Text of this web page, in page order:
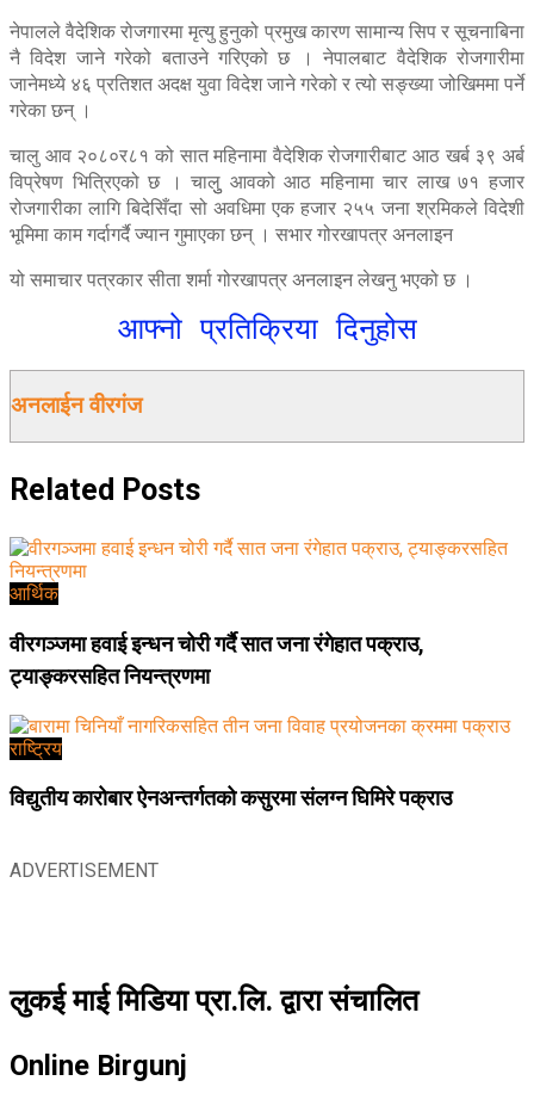
नेपालले वैदेशिक रोजगारमा मृत्यु हुनुको प्रमुख कारण सामान्य सिप र सूचनाबिना
नै विदेश जाने गरेको बताउने गरिएको छ । नेपालबाट वैदेशिक रोजगारीमा
जानेमध्ये ४६ प्रतिशत अदक्ष युवा विदेश जाने गरेको र त्यो सङ्ख्या जोखिममा पर्ने
गरेका छन् ।
चालु आव २०८०र८१ को सात महिनामा वैदेशिक रोजगारीबाट आठ खर्ब ३९ अर्ब
विप्रेषण भित्रिएको छ । चालुु आवको आठ महिनामा चार लाख ७१ हजार
रोजगारीका लागि बिदेसिँदा सो अवधिमा एक हजार २५५ जना श्रमिकले विदेशी
भूमिमा काम गर्दागर्दै ज्यान गुमाएका छन् । सभार गोरखापत्र अनलाइन
यो समाचार पत्रकार सीता शर्मा गोरखापत्र अनलाइन लेखनु भएको छ ।
आफ्नो प्रतिक्रिया दिनुहोस
अनलाईन वीरगंज
Related Posts
आर्थिक
वीरगञ्जमा हवाई इन्धन चोरी गर्दै सात जना रंगेहात पक्राउ,
ट्याङ्करसहित नियन्त्रणमा
राष्ट्रिय
विद्युतीय कारोबार ऐनअन्तर्गतको कसुरमा संलग्न घिमिरे पक्राउ
ADVERTISEMENT
लुकई माई मिडिया प्रा.लि. द्वारा संचालित
Online Birgunj